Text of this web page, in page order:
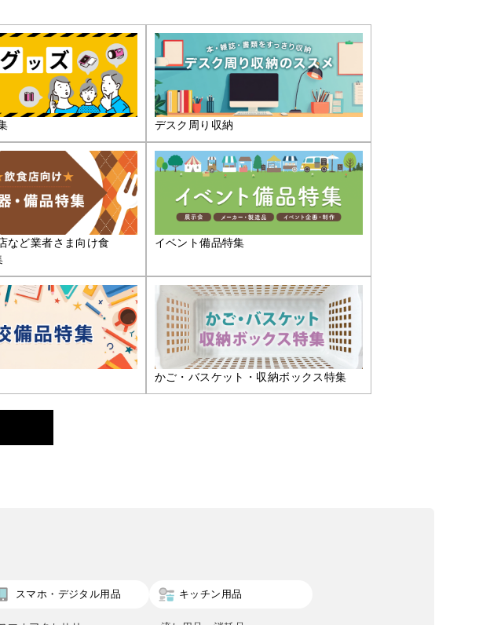
デスク周り収納
など業者さま向け食
イベント備品特集
かご・バスケット・収納ボックス特集
スマホ・デジタル用品 キッチン用品